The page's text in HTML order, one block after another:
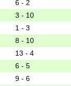
6 - 2
3 - 10
1 - 3
8 - 10
13 - 4
6 - 5
9 - 6